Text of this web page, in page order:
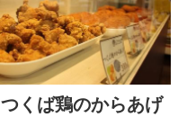
つくば鶏のからあげ